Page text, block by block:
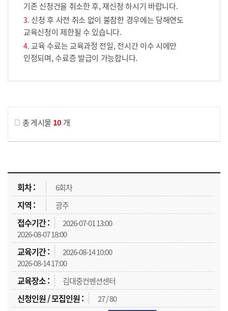
기존 신청건을 취소한 후, 재신청 하시기 바랍니다.
신청 후 사전 취소 없이 불참한 경우에는 당해연도
교육신청이 제한될 수 있습니다.
교육 수료는 교육과정 전일, 전시간 이수 시에만
인정되며, 수료증 발급이 가능합니다.
총 게시물 10개
교육신청 목록을 나타낸 표로 회차, 지역, 접수기간, 교육기간, 교육장소, 신청인원/모집인원, 상태로 나뉘어 설명합니다.
6회차
광주
2026-07-01 13:00
2026-08-07 18:00
2026-08-14 10:00
2026-08-14 17:00
김대중컨벤션센터
27 / 80